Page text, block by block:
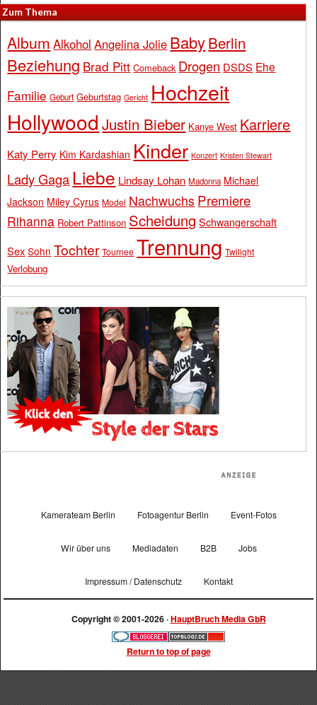
Zum Thema
Album Alkohol Angelina Jolie BabyBerlin
Beziehung Brad Pitt Comeback Drogen DSDS Ehe
Familie Geburt Geburtstag Gericht Hochzeit
Hollywood Justin Bieber Kanye West Karriere
Katy Perry Kim Kardashian Kinder Konzert Kristen Stewart
Lady Gaga Liebe Lindsay Lohan Madonna Michael
Jackson Miley Cyrus Model Nachwuchs Premiere
Rihanna Robert Pattinson Scheidung Schwangerschaft
Sex Sohn Tochter Tournee Trennung Twilight
Verlobung
Kamerateam Berlin Fotoagentur Berlin Event-Fotos
Wir über uns Mediadaten B2B Jobs
Impressum / Datenschutz Kontakt
Copyright © 2001-2026 ·HauptBruch Media GbR
Return to top of page